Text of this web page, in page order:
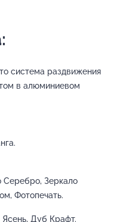
система раздвижения
в алюминиевом
Зеркало
Фотопечать.
Дуб Крафт.